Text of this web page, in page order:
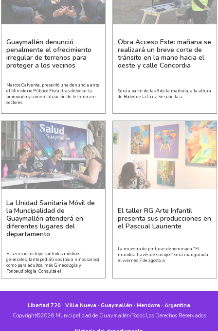
Guaymallén denunció
penalmente el ofrecimiento
irregular de terrenos para
proteger a los vecinos
Marcos Calvente, presentó una denuncia ante
el Ministerio Público Fiscal tras detectar la
promoción y comercialización de terrenos en
sectores
Obra Acceso Este: mañana se
realizará un breve corte de
tránsito en la mano hacia el
oeste y calle Concordia
Será a partir de las 9 de la mañana, a la altura
de Rodeo de la Cruz. Se solicita a
La Unidad Sanitaria Móvil de
la Muncipalidad de
Guaymallén atenderá en
diferentes lugares del
departamento
El servicio incluye controles médicos
generales, tanto pediátricos (para niños sanos)
como para adultos, más Ginecología y
Fonoaudiología. Consultá el
El taller RG Arte Infantil
presenta sus producciones en
el Pascual Lauriente
La muestra de pinturas denominada “El
mundo a través de sus ojos” será inaugurada
el viernes 7 de agosto, a
Libertad 720 · Villa Nueva · Guaymallén · Mendoza · Argentina
Copyright©2026 Municipalidad de Guaymallén/Todos Los Derechos Reservados